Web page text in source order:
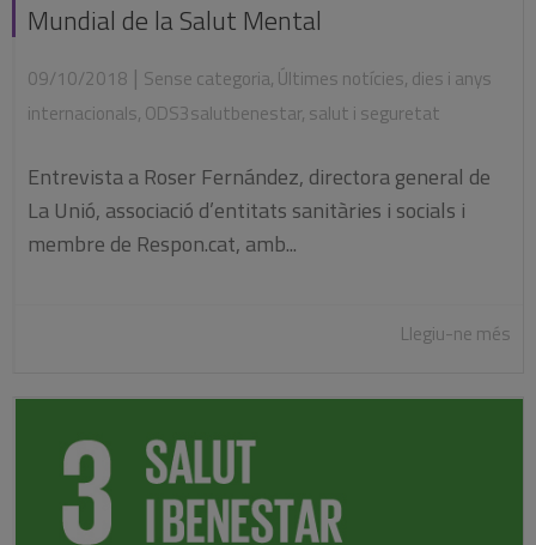
Mundial de la Salut Mental
09/10/2018 | Sense categoria, Últimes notícies, dies i anys
internacionals, ODS3salutbenestar, salut i seguretat
Entrevista a Roser Fernández, directora general de
La Unió, associació d’entitats sanitàries i socials i
membre de Respon.cat, amb...
Llegiu-ne més